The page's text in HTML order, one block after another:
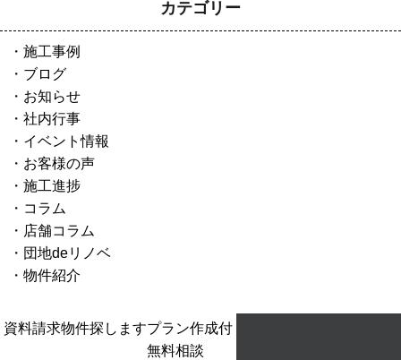
カテゴリー
施工事例
ブログ
お知らせ
社内行事
イベント情報
お客様の声
施工進捗
コラム
店舗コラム
団地deリノベ
物件紹介
資料請求物件探しますプラン作成付
無料相談
- ホーム
- お知らせ